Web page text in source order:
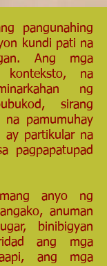
pangunahing
kundi pati na
Ang mga
konteksto, na
ng
sirang
na pamumuhay
ay partikular na
pagpapatupad
anyo ng
anuman
binibigyan
ang mga
ang mga